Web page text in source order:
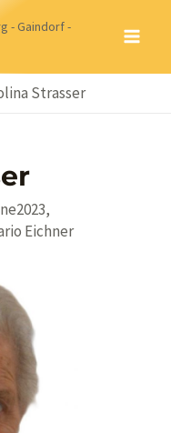
- Gaindorf -
Strasser
,
Eichner